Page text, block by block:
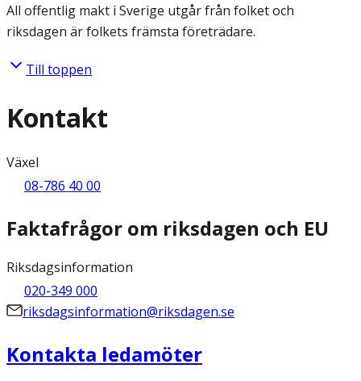
All offentlig makt i Sverige utgår från folket och
riksdagen är folkets främsta företrädare.
Till toppen
Kontakt
Växel
08-786 40 00
Faktafrågor om riksdagen och EU
Riksdagsinformation
020-349 000
riksdagsinformation@riksdagen.se
Kontakta ledamöter